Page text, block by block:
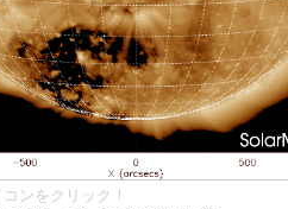
ンをクリック！